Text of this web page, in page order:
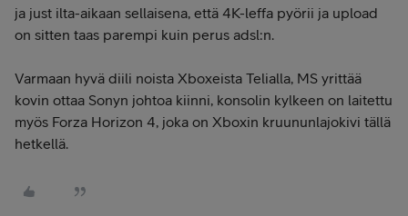
ja just ilta-aikaan sellaisena, että 4K-leffa pyörii ja upload
on sitten taas parempi kuin perus adsl:n.
Varmaan hyvä diili noista Xboxeista Telialla, MS yrittää
kovin ottaa Sonyn johtoa kiinni, konsolin kylkeen on laitettu
myös Forza Horizon 4, joka on Xboxin kruununlajokivi tällä
hetkellä.